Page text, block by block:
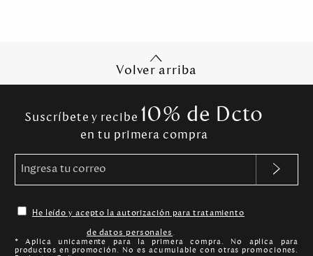
Volver arriba
Suscríbete y recibe 10% de Dcto
en tu primera compra
He leído y acepto la autorización para tratamiento
de datos personales.
* Aplica unicamente para la primera compra. No aplica para
productos en promoción. No es acumulable con otras promociones.